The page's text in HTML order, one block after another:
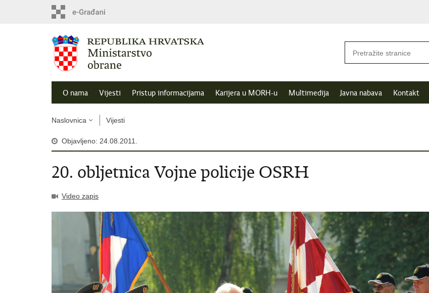
O nama Vijesti Pristup informacijama Karijera u MORH-u Multimedija Javna nabava Kontakt
Naslovnica Vijesti
Objavljeno: 24.08.2011.
20. obljetnica Vojne policije OSRH
Video zapis